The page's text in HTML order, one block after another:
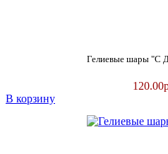
Гелиевые шары "С
120.00
В корзину